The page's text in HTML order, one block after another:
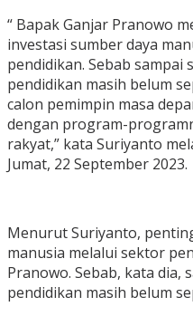
“ Bapak Ganjar Pranowo
investasi sumber daya
pendidikan. Sebab sampai
pendidikan masih belum
calon pemimpin masa
dengan program-
rakyat,” kata Suriyanto
Jumat, 22 September 2023.
Menurut Suriyanto,
manusia melalui sektor
Pranowo. Sebab, kata dia,
pendidikan masih belum